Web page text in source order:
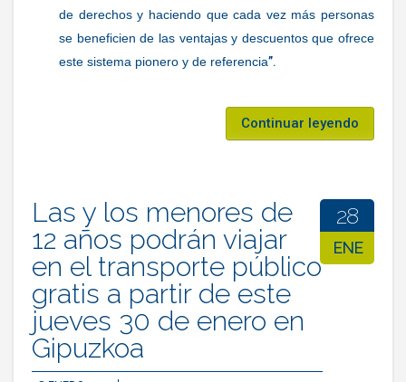
de derechos y haciendo que cada vez más personas
se beneficien de las ventajas y descuentos que ofrece
este sistema pionero y de referencia”.
Continuar leyendo
Las y los menores de
12 años podrán viajar
en el transporte público
gratis a partir de este
jueves 30 de enero en
Gipuzkoa
28
ENE